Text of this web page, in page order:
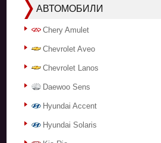
АВТОМОБИЛИ
Chery Amulet
Chevrolet Aveo
Chevrolet Lanos
Daewoo Sens
Hyundai Accent
Hyundai Solaris